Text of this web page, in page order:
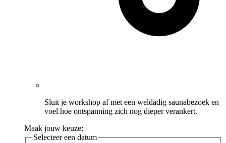
Sluit je workshop af met een weldadig saunabezoek en
voel hoe ontspanning zich nog dieper verankert.
Maak jouw keuze:
Selecteer een datum